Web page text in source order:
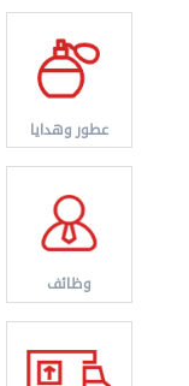
نقل عفش الكويت 50767633 هاف لوري نقل أغراض ...
الأربعاء 28 أغسطس 2024 12:25 م
عطور وهدايا
وظائف